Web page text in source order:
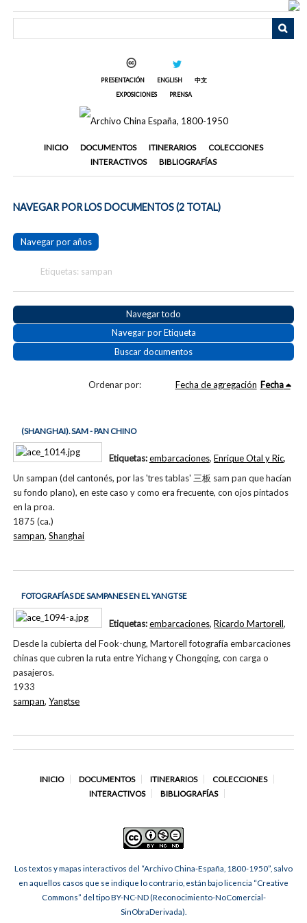
PRESENTACIÓN ENGLISH
中文
EXPOSICIONES
PRENSA
INICIO DOCUMENTOS ITINERARIOS
COLECCIONES
INTERACTIVOS
BIBLIOGRAFÍAS
NAVEGAR POR LOS DOCUMENTOS (2 TOTAL)
Navegar por años
Etiquetas: sampan
Navegar todo
Navegar por Etiqueta
Buscar documentos
Ordenar por: Fecha de agregación Fecha
(SHANGHAI). SAM - PAN CHINO
Un sampan (del cantonés, por las 'tres tablas' 三板 sam pan que hacían
su fondo plano), en este caso y como era frecuente, con ojos pintados
en la proa.
1875 (ca.)
Etiquetas:embarcaciones, Enrique Otal y Ric,
sampan,Shanghai
FOTOGRAFÍAS DE SAMPANES EN EL YANGTSE
Desde la cubierta del Fook-chung, Martorell fotografía embarcaciones
chinas que cubren la ruta entre Yichang y Chongqing, con carga o
pasajeros.
1933
Etiquetas:embarcaciones, Ricardo Martorell,
sampan,Yangtse
INICIO DOCUMENTOS ITINERARIOS
COLECCIONES
INTERACTIVOS
BIBLIOGRAFÍAS
Los textos y mapas interactivos del “Archivo China-España, 1800-1950”, salvo
en aquellos casos que se indique lo contrario, están bajo licencia “Creative
Commons” del tipo BY-NC-ND (Reconocimiento-NoComercial-
SinObraDerivada).